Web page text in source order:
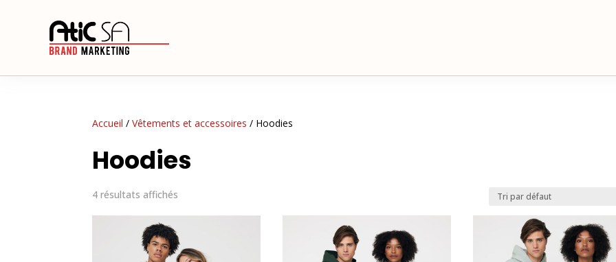
Accueil /Vêtements et accessoires / Hoodies
Hoodies
4 résultats affichés